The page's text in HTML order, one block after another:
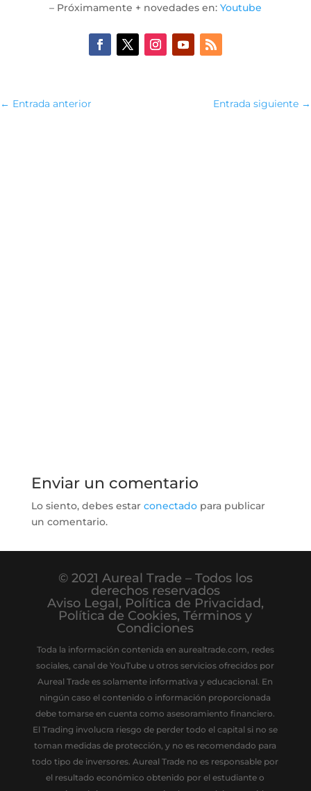
– Próximamente + novedades en: Youtube
← Entrada anterior Entrada siguiente →
Enviar un comentario
Lo siento, debes estar conectadopara publicar
un comentario.
© 2021 Aureal Trade – Todos los
derechos reservados
Aviso Legal, Política de Privacidad,
Política de Cookies,Términos y
Condiciones
Toda la información contenida en aurealtrade.com, redes
sociales, canal de YouTube u otros servicios ofrecidos por
Aureal Trade es solamente informativa y educacional. En
ningún caso el contenido o información proporcionada
debe tomarse en cuenta como asesoramiento financiero.
El Trading involucra riesgo de perder todo el capital si no se
toman medidas de protección, y no es recomendado para
todo tipo de inversores. Aureal Trade no es responsable por
el resultado económico obtenido por el estudiante o